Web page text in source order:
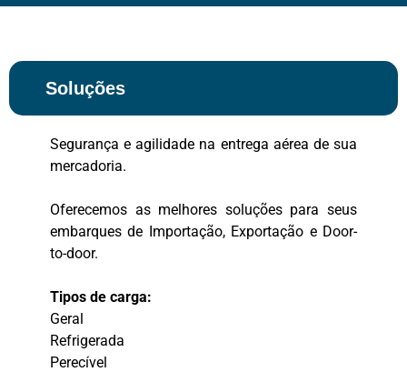
Soluções
Segurança e agilidade na entrega aérea de sua
mercadoria.
Oferecemos as melhores soluções para seus
embarques de Importação, Exportação e Door-
to-door.
Tipos de carga:
Geral
Refrigerada
Perecível